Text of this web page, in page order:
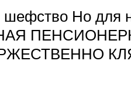
Но для